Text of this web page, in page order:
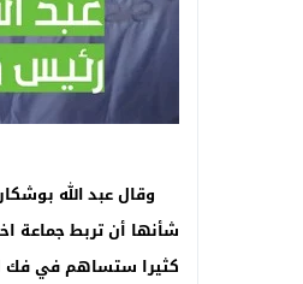
وقال عبد الله
كثيرا ستساهم في فك